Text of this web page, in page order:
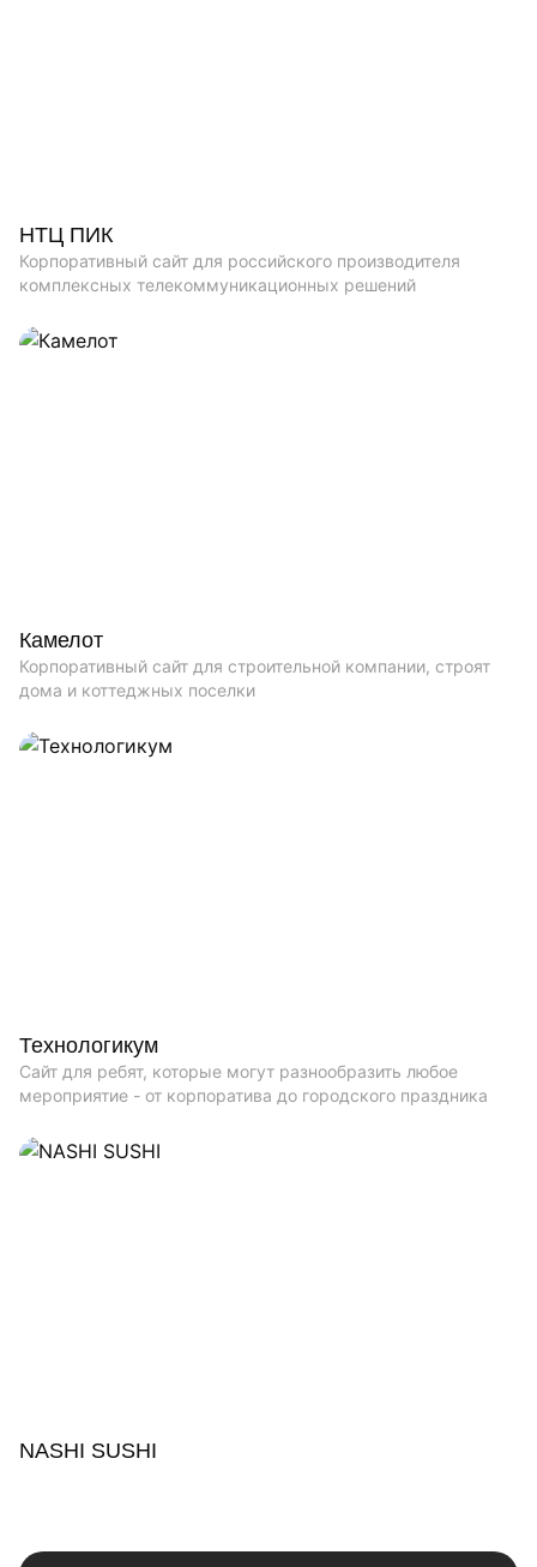
НТЦ ПИК
Корпоративный сайт для российского производителя
комплексных телекоммуникационных решений
Камелот
Корпоративный сайт для строительной компании, строят
дома и коттеджных поселки
Технологикум
Сайт для ребят, которые могут разнообразить любое
мероприятие - от корпоратива до городского праздника
NASHI SUSHI